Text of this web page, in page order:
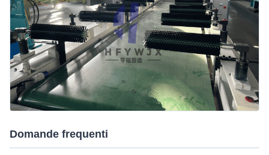
Domande frequenti